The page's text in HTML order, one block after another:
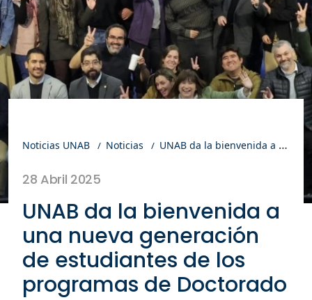
Noticias UNAB Noticias UNAB da la bienvenida a una nueva generación de estudiantes de los programas de Doctorado
28 Abril 2025
UNAB da la bienvenida a
una nueva generación
de estudiantes de los
programas de Doctorado